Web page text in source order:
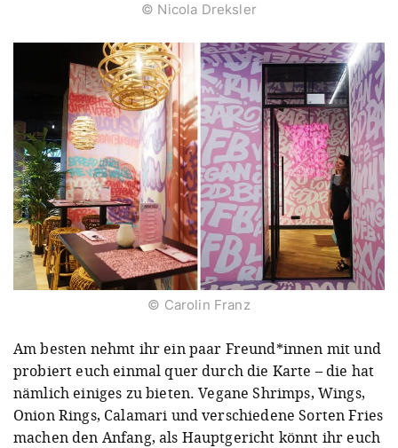
© Nicola Dreksler
© Carolin Franz
Am besten nehmt ihr ein paar Freund*innen mit und
probiert euch einmal quer durch die Karte – die hat
nämlich einiges zu bieten. Vegane Shrimps, Wings,
Onion Rings, Calamari und verschiedene Sorten Fries
machen den Anfang, als Hauptgericht könnt ihr euch